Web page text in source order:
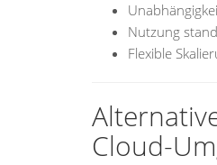
Nutzung
Flexible
Cloud-